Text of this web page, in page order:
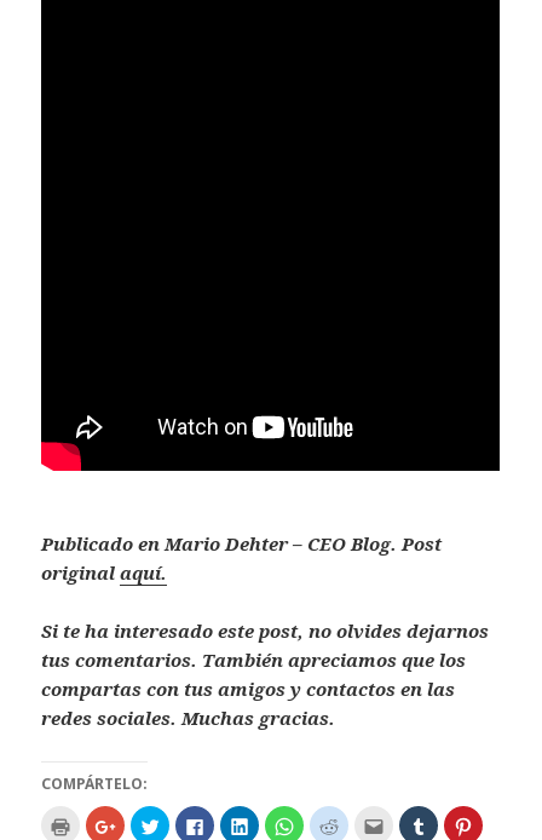
Publicado en Mario Dehter – CEO Blog. Post
originalaquí.
Si te ha interesado este post, no olvides dejarnos
tus comentarios. También apreciamos que los
compartas con tus amigos y contactos en las
redes sociales. Muchas gracias.
COMPÁRTELO:
H H H H H H H H